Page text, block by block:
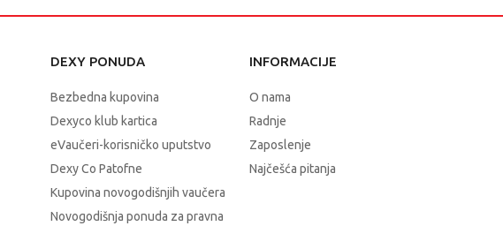
DEXY PONUDA
Bezbedna kupovina
Dexyco klub kartica
eVaučeri-korisničko uputstvo
Dexy Co Patofne
Kupovina novogodišnjih vaučera
Novogodišnja ponuda za pravna
INFORMACIJE
O nama
Radnje
Zaposlenje
Najčešća pitanja